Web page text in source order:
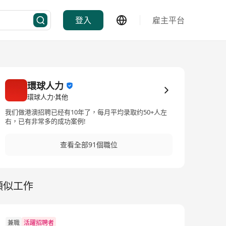
登入 雇主平台
環球人力
環球人力·其他
我们做港澳招聘已经有10年了，每月平均录取约50+人左
右，已有非常多的成功案例!
查看全部91個職位
似工作
兼職 活躍招聘者